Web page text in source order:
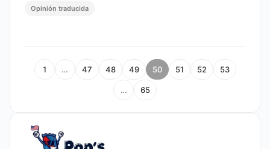
Opinión traducida
1 … 47 48 49 50 51 52 53
… 65